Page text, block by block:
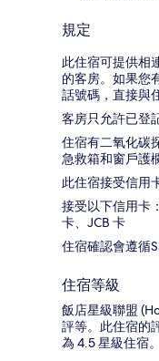
規定
此住宿可提供相
的客房。如果您
話號碼，直接與
客房只允許已登
住宿有二氧化碳
急救箱和窗戶護
此住宿接受信用
接受以下信用卡
卡、JCB 卡
住宿確認會遵循
住宿等級
飯店星級聯盟
評等。此住宿的
為 4.5 星級住宿。